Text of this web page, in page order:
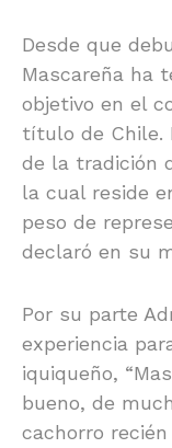
Desde que
Mascareña ha
objetivo en el
título de Chile.
de la tradición
la cual reside
peso de
declaró en su
Por su parte
experiencia
iquiqueño,
bueno, de
cachorro